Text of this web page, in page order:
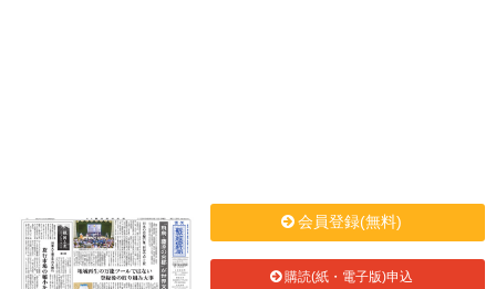
会員登録(無料)
購読(紙・電子版)申込